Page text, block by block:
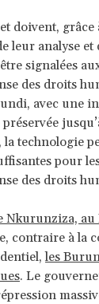
doivent, grâce
leur analyse et
signalées
des droits
avec une
la technologie
pour
des droits
Nkurunziza,
contraire à la
les
. Le